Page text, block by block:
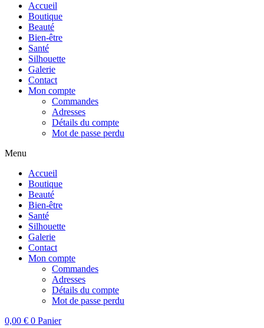
Accueil
Boutique
Beauté
Bien-être
Santé
Silhouette
Galerie
Contact
Mon compte
Commandes
Adresses
Détails du compte
Mot de passe perdu
Menu
Accueil
Boutique
Beauté
Bien-être
Santé
Silhouette
Galerie
Contact
Mon compte
Commandes
Adresses
Détails du compte
Mot de passe perdu
0,00 € 0 Panier